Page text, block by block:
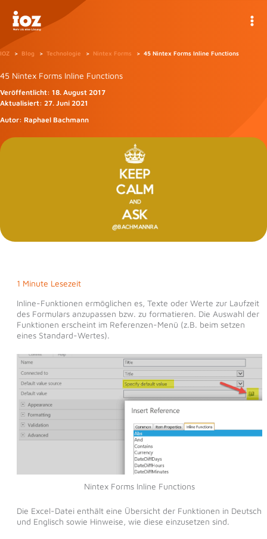
Inhalt
springen
IOZ Blog Technologie Nintex Forms 45 Nintex Forms Inline Functions
45 Nintex Forms Inline Functions
Veröffentlicht: 18. August 2017
Aktualisiert: 27. Juni 2021
Autor: Raphael Bachmann
1 Minute Lesezeit
Inline-Funktionen ermöglichen es, Texte oder Werte zur Laufzeit
des Formulars anzupassen bzw. zu formatieren. Die Auswahl der
Funktionen erscheint im Referenzen-Menü (z.B. beim setzen
eines Standard-Wertes).
Nintex Forms Inline Functions
Die Excel-Datei enthält eine Übersicht der Funktionen in Deutsch
und Englisch sowie Hinweise, wie diese einzusetzen sind.